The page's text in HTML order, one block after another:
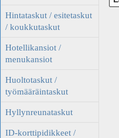
Hintataskut / esitetaskut
/ koukkutaskut
Hotellikansiot /
menukansiot
Huoltotaskut /
työmääräintaskut
Hyllynreunataskut
ID-korttipidikkeet /